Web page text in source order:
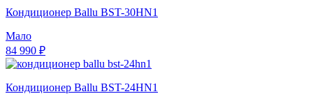
Кондиционер Ballu BST-30HN1
Мало
84 990 ₽
Кондиционер Ballu BST-24HN1